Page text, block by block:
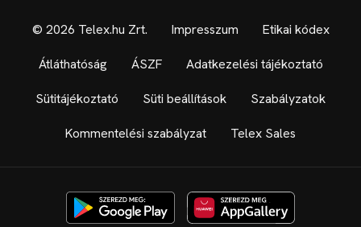
© 2026 Telex.hu Zrt. Impresszum Etikai kódex
Átláthatóság ÁSZF Adatkezelési tájékoztató
Sütitájékoztató Süti beállítások Szabályzatok
Kommentelési szabályzat Telex Sales